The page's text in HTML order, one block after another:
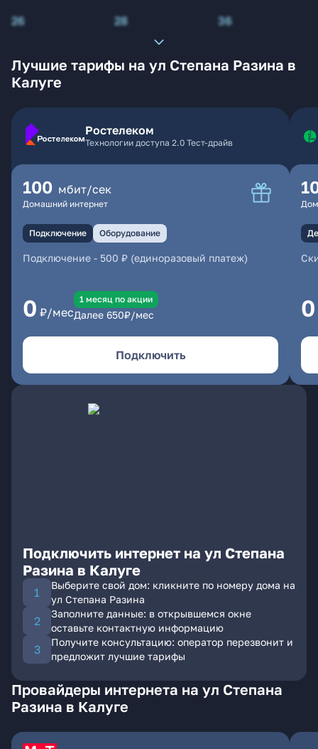
26
28 36
Лучшие тарифы на ул Степана Разина в
Калуге
Ростелеком
Технологии доступа 2.0 Тест-драйв
100 мбит/сек
Домашний интернет
Подключение Оборудование
Подключение - 500 ₽ (единоразовый платеж)
0 ₽/мес
1 месяц по акции
Далее 650₽/мес
Подключить
0
Подключить интернет на ул Степана
Разина в Калуге
Выберите свой дом: кликните по номеру дома на
ул Степана Разина
Заполните данные: в открывшемся окне
оставьте контактную информацию
Получите консультацию: оператор перезвонит и
предложит лучшие тарифы
Провайдеры интернета на ул Степана
Разина в Калуге